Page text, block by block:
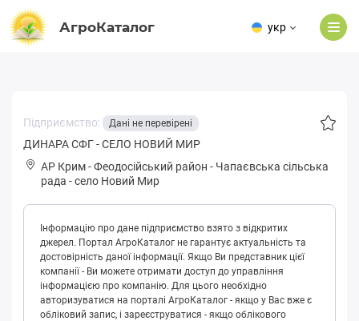
АгроКаталог укр
Підприємство: Дані не перевірені
ДИНАРА СФГ - СЕЛО НОВИЙ МИР
АР Крим-Феодосійський район - Чапаєвська сільська
рада -село Новий Мир
Інформацію про дане підприємство взято з відкритих
джерел. Портал АгроКаталог не гарантує актуальність та
достовірність даної інформації. Якщо Ви представник цієї
компанії - Ви можете отримати доступ до управління
інформацією про компанію. Для цього необхідно
авторизуватися на порталі АгроКаталог - якщо у Вас вже є
обліковий запис, і зареєструватися - якщо облікового